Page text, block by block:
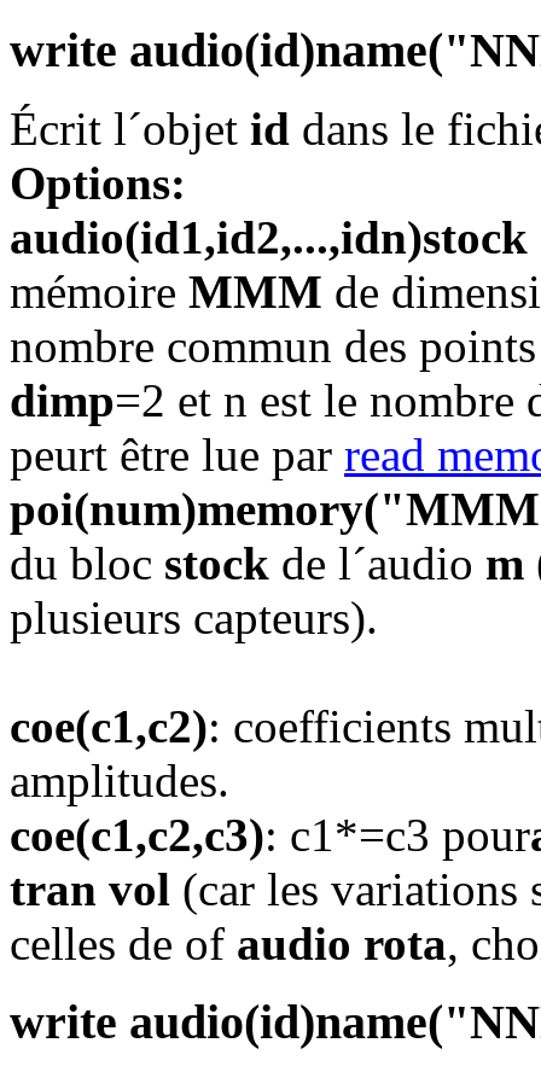
write
Écrit l´objet id dans le
Options:
mémoire MMM de
nombre commun des
dimp=2 et n est le nombre
peurt être lue par read
du bloc stock de l´audio m
plusieurs capteurs).
coe(c1,c2): coefficients
amplitudes.
coe(c1,c2,c3): c1*=c3 pour
tran vol (car les variations
celles de of audio rota,
write